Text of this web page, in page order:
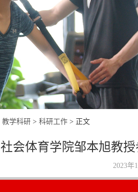
教学科研 > 科研工作 > 正文
社会体育学院邹本旭教
2023年